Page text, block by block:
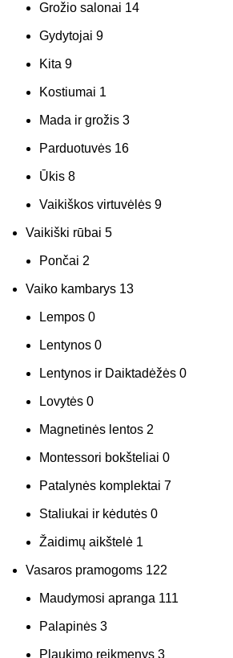
Grožio salonai 14
Gydytojai 9
Kita 9
Kostiumai 1
Mada ir grožis 3
Parduotuvės 16
Ūkis 8
Vaikiškos virtuvėlės 9
Vaikiški rūbai 5
Pončai 2
Vaiko kambarys 13
Lempos 0
Lentynos 0
Lentynos ir Daiktadėžės 0
Lovytės 0
Magnetinės lentos 2
Montessori bokšteliai 0
Patalynės komplektai 7
Staliukai ir kėdutės 0
Žaidimų aikštelė 1
Vasaros pramogoms 122
Maudymosi apranga 111
Palapinės 3
Plaukimo reikmenys 3